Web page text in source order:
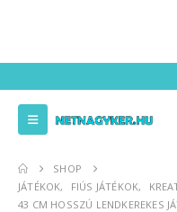
SHOP
JÁTÉKOK, FIÚS JÁTÉKOK,
43 CM HOSSZÚ LENDKEREKES